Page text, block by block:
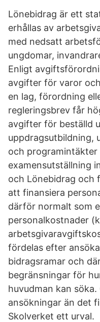
Lönebidrag är ett
erhållas av
med nedsatt
ungdomar,
Enligt
avgifter för varor
en lag, förordning
regleringsbrev får
avgifter för beställd
uppdragsutbildning,
och programintäkter
examensutställning
och Lönebidrag
att finansiera
därför normalt som
personalkostnader
fördelas efter
bidragsramar och
begränsningar för
huvudman kan
ansökningar än det
Skolverket ett urval.